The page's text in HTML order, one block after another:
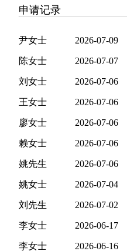
申请记录
尹女士 2026-07-09
陈女士 2026-07-07
刘女士 2026-07-06
王女士 2026-07-06
廖女士 2026-07-06
赖女士 2026-07-06
姚先生 2026-07-06
姚女士 2026-07-04
刘先生 2026-07-02
李女士 2026-06-17
李女士 2026-06-16